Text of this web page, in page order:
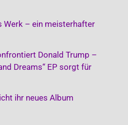
Werk – ein meisterhafter
Donald Trump –
Dreams“ EP sorgt für
ihr neues Album